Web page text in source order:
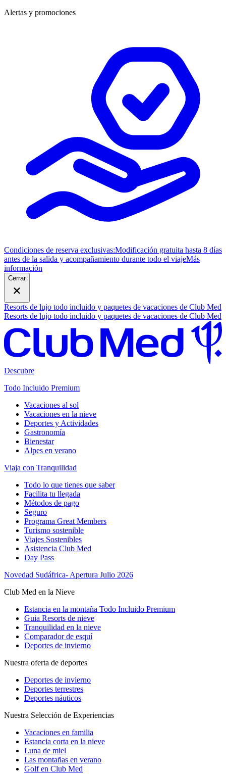
Alertas y promociones
Condiciones de reserva exclusivas:Modificación gratuita hasta 8 días
antes de la salida y acompañamiento durante todo el viajeMás
información
Cerrar
Resorts de lujo todo incluido y paquetes de vacaciones de Club Med
Resorts de lujo todo incluido y paquetes de vacaciones de Club Med
Descubre
Todo Incluido Premium
Vacaciones al sol
Vacaciones en la nieve
Deportes y Actividades
Gastronomía
Bienestar
Alpes en verano
Viaja con Tranquilidad
Todo lo que tienes que saber
Facilita tu llegada
Métodos de pago
Seguro
Programa Great Members
Turismo sostenible
Viajes Sostenibles
Asistencia Club Med
Day Pass
Novedad Sudáfrica- Apertura Julio 2026
Club Med en la Nieve
Estancia en la montaña Todo Incluido Premium
Guia Resorts de nieve
Tranquilidad en la nieve
Comparador de esquí
Deportes de invierno
Nuestra oferta de deportes
Deportes de invierno
Deportes terrestres
Deportes náuticos
Nuestra Selección de Experiencias
Vacaciones en familia
Estancia corta en la nieve
Luna de miel
Las montañas en verano
Golf en Club Med